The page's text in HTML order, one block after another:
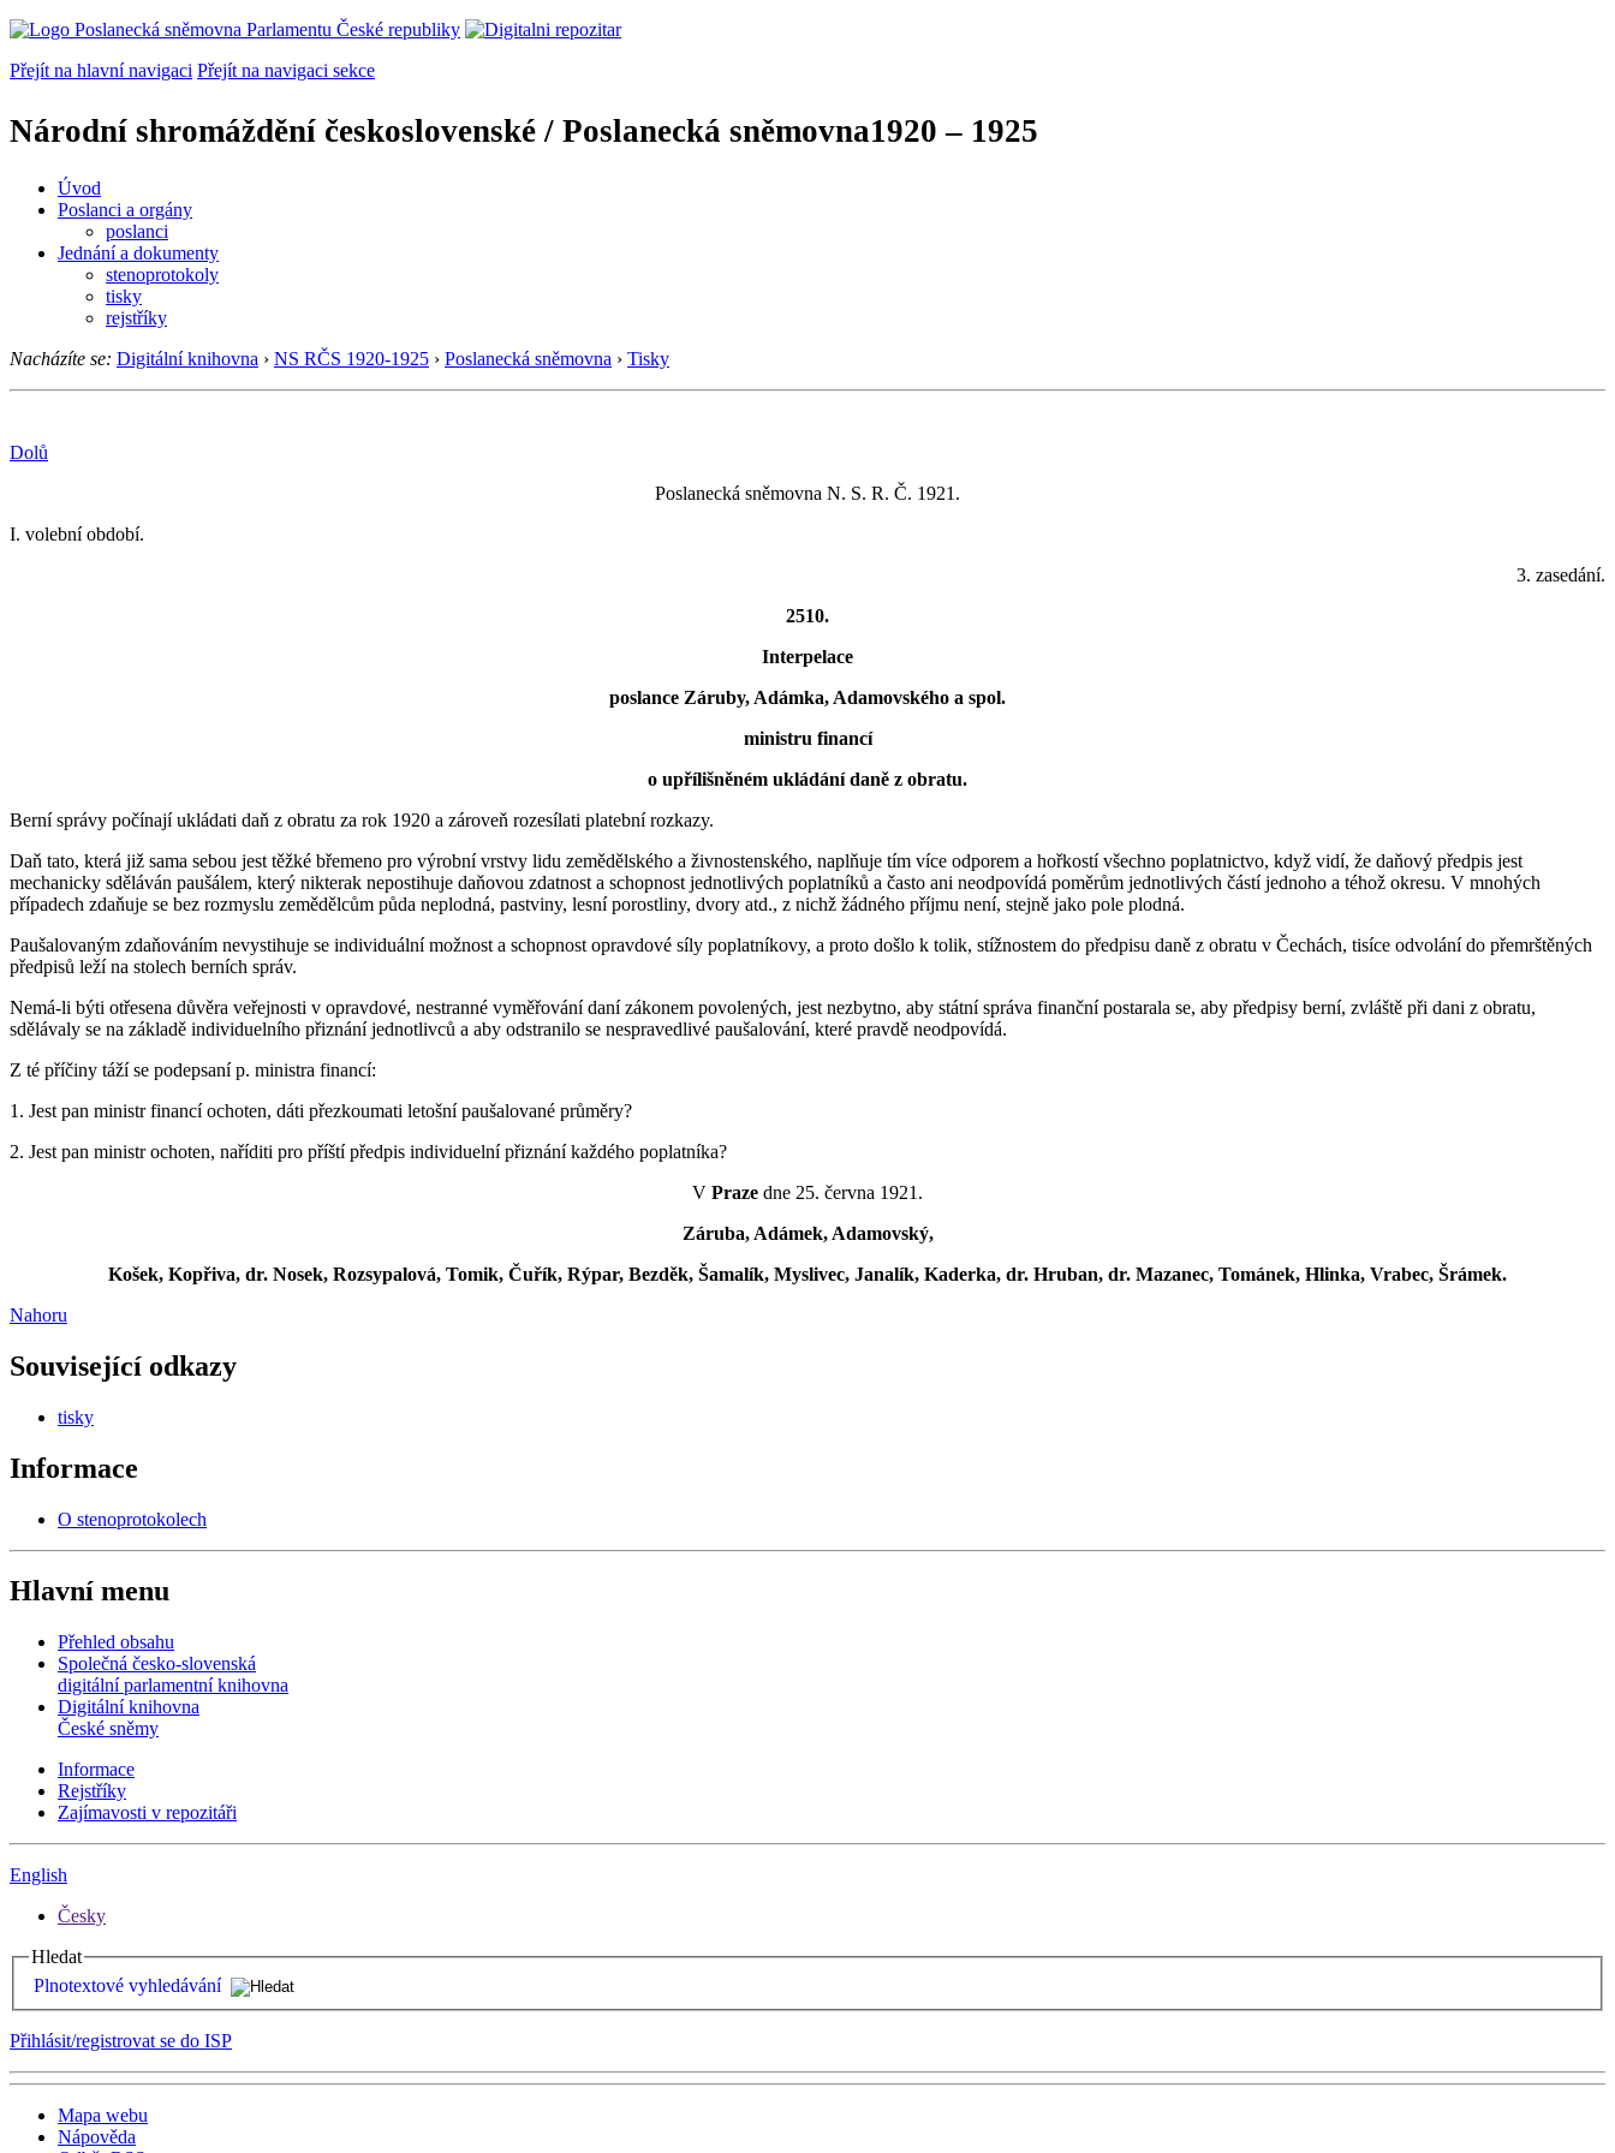
Přejít na hlavní navigaci Přejít na navigaci sekce
Národní shromáždění československé / Poslanecká sněmovna1920 – 1925
Úvod
Poslanci a orgány
poslanci
Jednání a dokumenty
stenoprotokoly
tisky
rejstříky
Nacházíte se: Digitální knihovna › NS RČS 1920-1925 › Poslanecká sněmovna › Tisky
Dolů
Poslanecká sněmovna N. S. R. Č. 1921.
I. volební období.
3. zasedání.
2510.
Interpelace
poslance Záruby, Adámka, Adamovského a spol.
ministru financí
o upřílišněném ukládání daně z obratu.
Berní správy počínají ukládati daň z obratu za rok 1920 a zároveň rozesílati platební rozkazy.
Daň tato, která již sama sebou jest těžké břemeno pro výrobní vrstvy lidu zemědělského a živnostenského, naplňuje tím více odporem a hořkostí všechno poplatnictvo, když vidí, že daňový předpis jest
mechanicky sděláván paušálem, který nikterak nepostihuje daňovou zdatnost a schopnost jednotlivých poplatníků a často ani neodpovídá poměrům jednotlivých částí jednoho a téhož okresu. V mnohých
případech zdaňuje se bez rozmyslu zemědělcům půda neplodná, pastviny, lesní porostliny, dvory atd., z nichž žádného příjmu není, stejně jako pole plodná.
Paušalovaným zdaňováním nevystihuje se individuální možnost a schopnost opravdové síly poplatníkovy, a proto došlo k tolik, stížnostem do předpisu daně z obratu v Čechách, tisíce odvolání do přemrštěných
předpisů leží na stolech berních správ.
Nemá-li býti otřesena důvěra veřejnosti v opravdové, nestranné vyměřování daní zákonem povolených, jest nezbytno, aby státní správa finanční postarala se, aby předpisy berní, zvláště při dani z obratu,
sdělávaly se na základě individuelního přiznání jednotlivců a aby odstranilo se nespravedlivé paušalování, které pravdě neodpovídá.
Z té příčiny táží se podepsaní p. ministra financí:
1. Jest pan ministr financí ochoten, dáti přezkoumati letošní paušalované průměry?
2. Jest pan ministr ochoten, naříditi pro příští předpis individuelní přiznání každého poplatníka?
V Praze dne 25. června 1921.
Záruba, Adámek, Adamovský,
Košek, Kopřiva, dr. Nosek, Rozsypalová, Tomik, Čuřík, Rýpar, Bezděk, Šamalík, Myslivec, Janalík, Kaderka, dr. Hruban, dr. Mazanec, Tománek, Hlinka, Vrabec, Šrámek.
Nahoru
Související odkazy
tisky
Informace
O stenoprotokolech
Hlavní menu
Přehled obsahu
Společná česko-slovenská
digitální parlamentní knihovna
Digitální knihovna
České sněmy
Informace
Rejstříky
Zajímavosti v repozitáři
English
Česky
Hledat
Plnotextové vyhledávání
Přihlásit/registrovat se do ISP
Mapa webu
Nápověda